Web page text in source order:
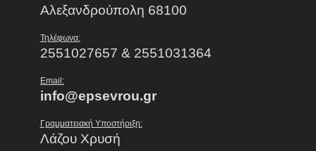
Αλεξανδρούπολη 68100
Τηλέφωνα:
2551027657 & 2551031364
Email:
info@epsevrou.gr
Γραμματειακή Υποστήριξη:
Λάζου Χρυσή